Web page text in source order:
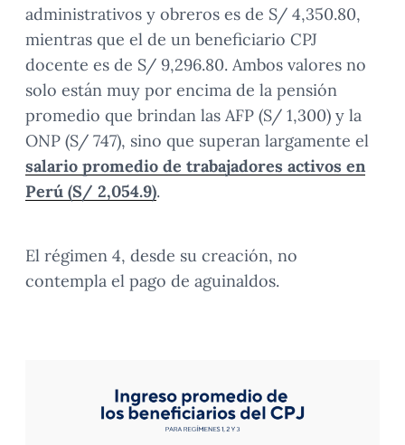
administrativos y obreros es de S/ 4,350.80,
mientras que el de un beneficiario CPJ
docente es de S/ 9,296.80. Ambos valores no
solo están muy por encima de la pensión
promedio que brindan las AFP (S/ 1,300) y la
ONP (S/ 747), sino que superan largamente el
salario promedio de trabajadores activos en
Perú (S/ 2,054.9).
El régimen 4, desde su creación, no
contempla el pago de aguinaldos.